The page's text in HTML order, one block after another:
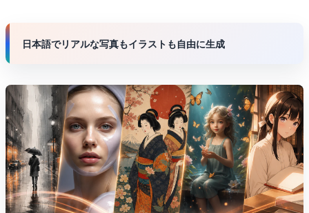
日本語でリアルな写真もイラストも自由に生成